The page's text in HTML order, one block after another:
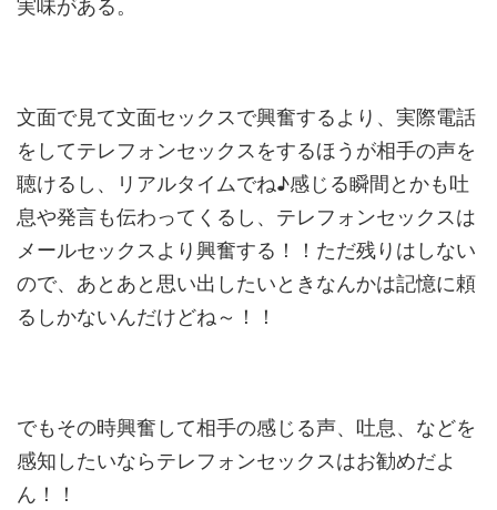
文面で見て文面セックスで興奮するより、実際電話
をしてテレフォンセックスをするほうが相手の声を
聴けるし、リアルタイムでね♪感じる瞬間とかも吐
息や発言も伝わってくるし、テレフォンセックスは
メールセックスより興奮する！！ただ残りはしない
ので、あとあと思い出したいときなんかは記憶に頼
るしかないんだけどね～！！
でもその時興奮して相手の感じる声、吐息、などを
感知したいならテレフォンセックスはお勧めだよ
ん！！